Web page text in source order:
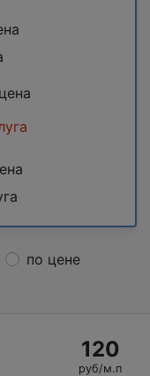
по цене
120
руб/м.п